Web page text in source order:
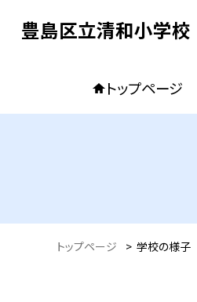
豊島区立清和小学校
トップページ
トップページ > 学校の様子